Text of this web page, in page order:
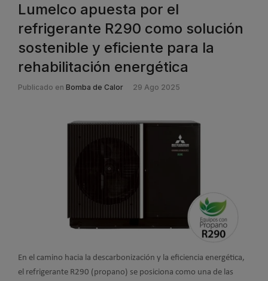
Lumelco apuesta por el
refrigerante R290 como solución
sostenible y eficiente para la
rehabilitación energética
Publicado en Bomba de Calor 29 Ago 2025
En el camino hacia la descarbonización y la eficiencia energética,
el refrigerante R290 (propano) se posiciona como una de las